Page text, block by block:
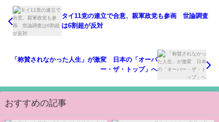
タイ11党の連立で合意、親軍政党も参画 世論調査
は6割超が反対
「称賛されなかった人生」が激変 日本の「オーバ
ー・ザ・トップ」へ
おすすめの記事